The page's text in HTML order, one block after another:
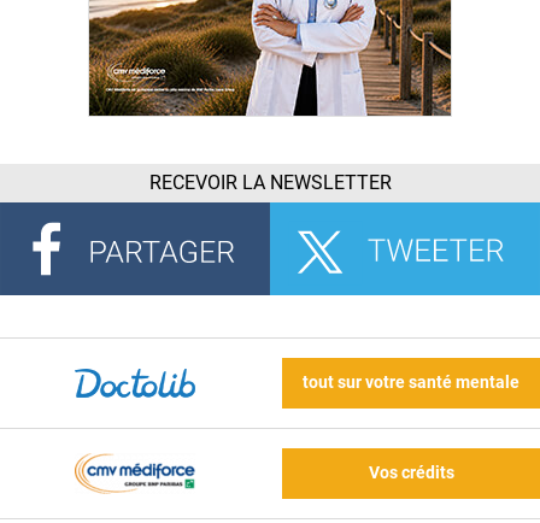
RECEVOIR LA NEWSLETTER
tout sur votre santé mentale
Vos crédits